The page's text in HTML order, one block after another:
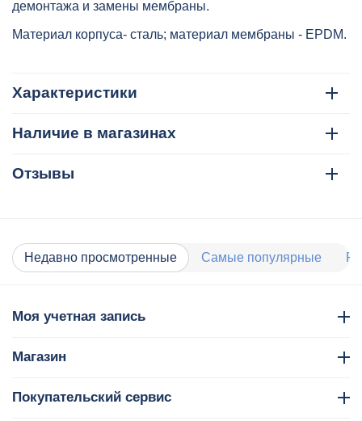
демонтажа и замены мембраны.
Материал корпуса- сталь; материал мембраны - EPDM.
Характеристики
Наличие в магазинах
Отзывы
Недавно просмотренные Самые популярные
Моя учетная запись
Магазин
Покупательский сервис